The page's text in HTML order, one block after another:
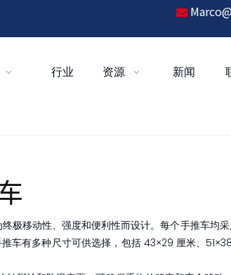

行业 资源 新闻
极移动性、强度和便利性而设计。每个手推车均
车有多种尺寸可供选择，包括 43×29 厘米、